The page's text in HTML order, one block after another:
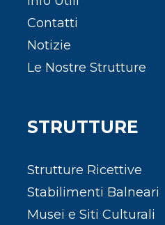
Contatti
Notizie
Le Nostre Strutture
STRUTTURE
Strutture Ricettive
Stabilimenti Balneari
Musei e Siti Culturali